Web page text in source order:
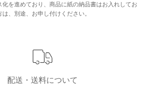
化を進めており、商品に紙の納品書はお入れしてお
、別途、お申し付けください。
配送・送料について